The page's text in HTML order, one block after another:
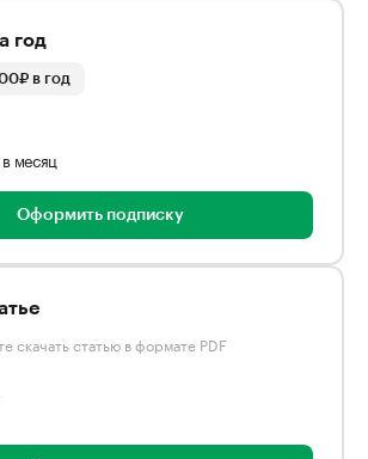
год
в год
в месяц
Оформить подписку
скачать статью в формате PDF